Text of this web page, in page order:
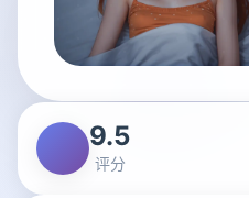
9.5
评分